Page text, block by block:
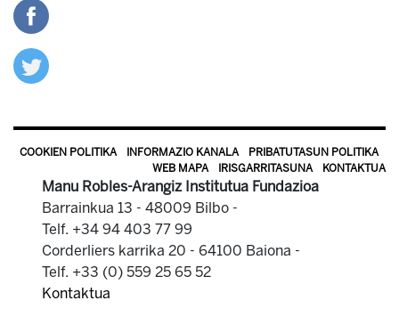
COOKIEN POLITIKA INFORMAZIO KANALA
PRIBATUTASUN POLITIKA
WEB MAPA
IRISGARRITASUNA KONTAKTUA
Manu Robles-Arangiz Institutua Fundazioa
Barrainkua 13 - 48009 Bilbo -
Telf. +34 94 403 77 99
Corderliers karrika 20 - 64100 Baiona -
Telf. +33 (0) 559 25 65 52
Kontaktua